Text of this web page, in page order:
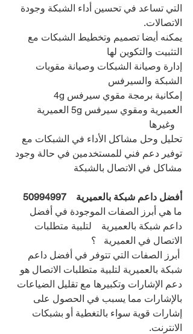
التي تساعد في تحسين أداء الشبكة وجودة
الاتصالات.
يمكنه أيضا تصميم وتخطيط الشبكات مع
التثبيت والتكوين لها
إدارة وصيانة الشبكات وصيانة مقويات
الشبكة والسيرفس
العميرية ومقوي سيرفس 5g العميرية
وغيرها
تحليل وحل مشاكل الأداء في الشبكات مع
توفير دعم فني للمستخدمين في حالة وجود
مشاكل في الاتصال بالشبكة
أفضل داعم شبكة بالعميرية 50994997
ما هي أبرز الصفات الموجودة في أفضل
داعم شبكة بالعميرية    لتلبية متطلبات
الاتصال في العميرية   ؟
أبرز الصفات التي تتوفر في أفضل داعم
شبكة بالعميرية لتلبية متطلبات الاتصال هو
دعم الإشارات وتكبيرها مع تقليل الضياعات
بالإشارات مما يسبب في الحصول على
إشارات قوية سواء بالتغطية أو بشبكات
الانترنت.